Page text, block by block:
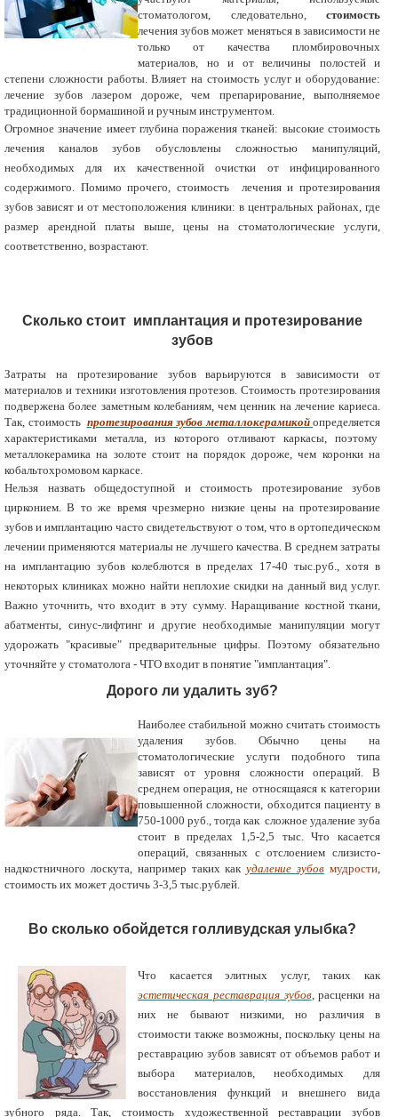
стоматологом, следовательно, стоимость
лечения зубов может меняться в зависимости не
только от качества пломбировочных
материалов, но и от величины полостей и
степени сложности работы. Влияет на стоимость услуг и оборудование:
лечение зубов лазером дороже, чем препарирование, выполняемое
традиционной бормашиной и ручным инструментом.
Огромное значение имеет глубина поражения тканей: высокие стоимость
лечения
каналов зубов обусловлены сложностью манипуляций,
необходимых для их качественной очистки от инфицированного
содержимого. Помимо прочего, стоимость
лечения и протезирования
зубов зависят и от местоположения клиники: в центральных районах, где
размер арендной платы выше, цены на стоматологические услуги,
соответственно, возрастают.
Сколько стоит имплантация и протезирование
зубов
Затраты на протезирование зубов варьируются в зависимости от
материалов и техники изготовления протезов. Стоимость протезирования
подвержена более заметным колебаниям, чем ценник на лечение кариеса.
Так, стоимость протезирования зубов металлокерамикой определяется
характеристиками металла, из которого отливают каркасы, поэтому
металлокерамика на золоте стоит на порядок дороже, чем коронки на
кобальтохромовом каркасе.
Нельзя назвать общедоступной и стоимость протезирование зубов
цирконием. В то же время чрезмерно низкие цены на протезирование
зубов и имплантацию часто свидетельствуют о том, что в ортопедическом
лечении применяются материалы не лучшего качества. В среднем затраты
на имплантацию зубов колеблются в пределах 17-40 тыс.руб., хотя в
некоторых клиниках можно найти неплохие скидки на данный вид услуг.
Важно уточнить, что входит в эту сумму. Наращивание костной ткани,
абатменты, синус-лифтинг и другие необходимые манипуляции могут
удорожать "красивые" предварительные цифры. Поэтому обязательно
уточняйте у стоматолога - ЧТО входит в понятие "имплантация".
Дорого ли удалить зуб?
Наиболее стабильной можно считать стоимость
удаления зубов. Обычно цены на
стоматологические услуги подобного типа
зависят от уровня сложности операций. В
среднем операция, не относящаяся к категории
повышенной сложности, обходится пациенту в
750-1000 руб., тогда как сложное удаление зуба
стоит в пределах 1,5-2,5 тыс. Что касается
операций, связанных с отслоением слизисто-
надкостничного лоскута, например таких какудаление зубов мудрости
стоимость их может достичь 3-3,5 тыс.рублей.
Во сколько обойдется голливудская улыбка?
Что касается элитных услуг, таких как
эстетическая реставрация зубов, расценки на
них не бывают низкими, но различия в
стоимости также возможны, поскольку цены на
реставрацию зубов зависят от объемов работ и
выбора материалов, необходимых для
восстановления функций и внешнего вида
зубного ряда. Так, стоимость
художественной реставрации зубов